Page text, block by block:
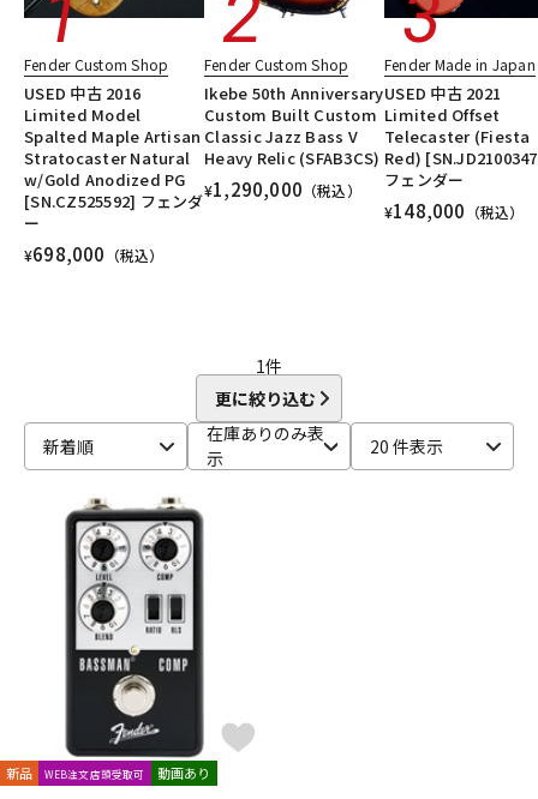
DTM オンライン納品 レコーディング機器
配信/ライブ機器 楽器アクセサリ
エレキギター/#American Professional
エレキギター/#American Professional II
エレキギター/#American Performer
ベース
ギターアンプ・ベースアンプ
エフェクター
楽器アクセサリ
ユーズド
ヴィンテージ ALL
Fender Custom Shop
USED 中古 2016
Limited Model
Spalted Maple Artisan
Stratocaster Natural
w/Gold Anodized PG
[SN.CZ525592] フェンダ
ー
¥698,000 （税込）
Fender Custom Shop
Ikebe 50th Anniversary
Custom Built Custom
Classic Jazz Bass V
Heavy Relic (SFAB3CS)
¥1,290,000 （税込）
Fender Made in Japan
USED 中古 2021
Limited Offset
Telecaster (Fiesta
Red)
フェンダー
¥148,000 （税込）
1件
更に絞り込む
新着順
在庫ありのみ表
示
20 件表示
新品 WEB注文店頭受取可 動画あり